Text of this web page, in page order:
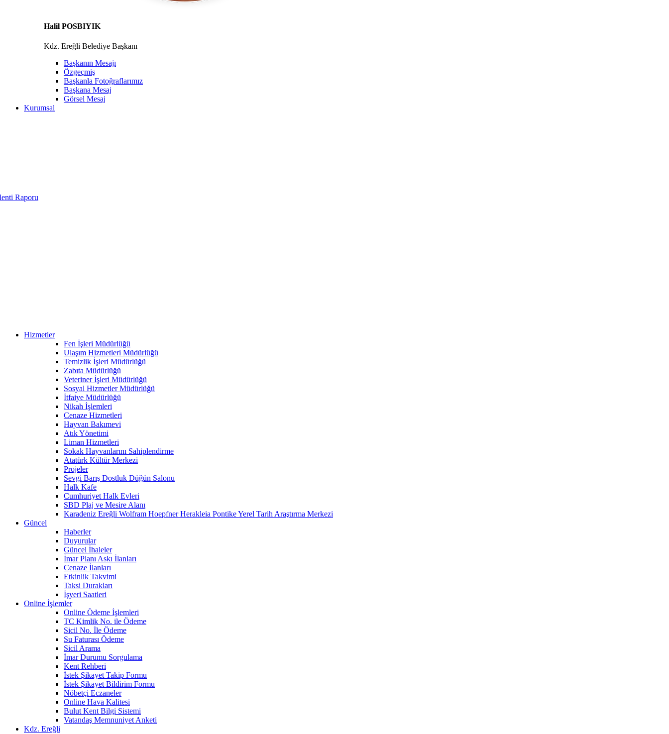
Halil POSBIYIK
Kdz. Ereğli Belediye Başkanı
Başkanın Mesajı
Özgeçmiş
Başkanla Fotoğraflarımız
Başkana Mesaj
Görsel Mesaj
Kurumsal
Raporu
Hizmetler
Fen İşleri Müdürlüğü
Ulaşım Hizmetleri Müdürlüğü
Temizlik İşleri Müdürlüğü
Zabıta Müdürlüğü
Veteriner İşleri Müdürlüğü
Sosyal Hizmetler Müdürlüğü
İtfaiye Müdürlüğü
Nikah İşlemleri
Cenaze Hizmetleri
Hayvan Bakımevi
Atık Yönetimi
Liman Hizmetleri
Sokak Hayvanlarını Sahiplendirme
Atatürk Kültür Merkezi
Projeler
Sevgi Barış Dostluk Düğün Salonu
Halk Kafe
Cumhuriyet Halk Evleri
SBD Plaj ve Mesire Alanı
Karadeniz Ereğli Wolfram Hoepfner Herakleia Pontike Yerel Tarih Araştırma Merkezi
Güncel
Haberler
Duyurular
Güncel İhaleler
İmar Planı Askı İlanları
Cenaze İlanları
Etkinlik Takvimi
Taksi Durakları
İşyeri Saatleri
Online İşlemler
Online Ödeme İşlemleri
TC Kimlik No. ile Ödeme
Sicil No. İle Ödeme
Su Faturası Ödeme
Sicil Arama
İmar Durumu Sorgulama
Kent Rehberi
İstek Şikayet Takip Formu
İstek Şikayet Bildirim Formu
Nöbetçi Eczaneler
Online Hava Kalitesi
Bulut Kent Bilgi Sistemi
Vatandaş Memnuniyet Anketi
Kdz. Ereğli